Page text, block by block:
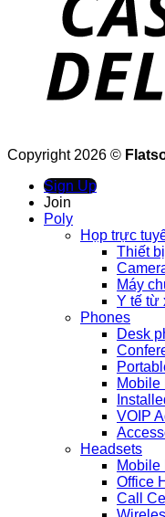
Copyright 2026 ©
Sign Up
Join
Poly
Họp trực
Thiết
Máy
Y tế từ
Phones
Desk
Mobile
VOIP
Headsets
Mobile
Office
Call